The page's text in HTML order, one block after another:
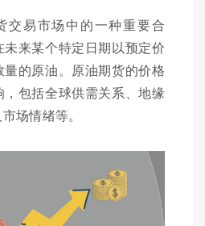
交易市场中的一种重要合
来某个特定日期以预定价
的原油。原油期货的价格
包括全球供需关系、地缘
场情绪等。